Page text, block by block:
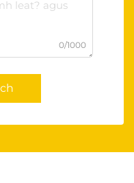
0/1000